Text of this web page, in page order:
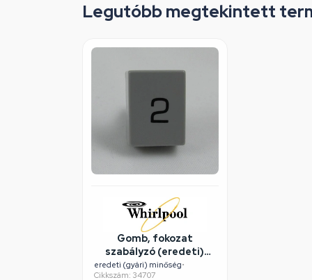
Legutóbb megtekintett
Gomb, fokozat
szabályzó (eredeti)
WHIRLPOOL
eredeti (gyári) minőség•
Cikkszám: 34707